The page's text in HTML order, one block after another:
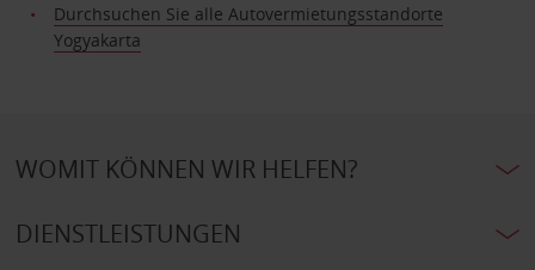
Durchsuchen Sie alle Autovermietungsstandorte
Yogyakarta
WOMIT KÖNNEN WIR HELFEN?
DIENSTLEISTUNGEN